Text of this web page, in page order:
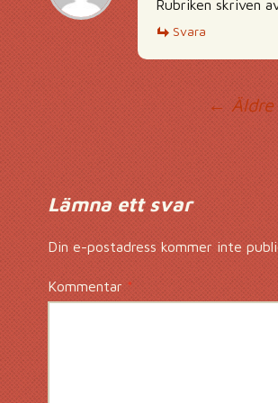
Rubriken skriven
Svara
← Äldre
Lämna ett svar
Din e-postadress kommer inte
Kommentar*